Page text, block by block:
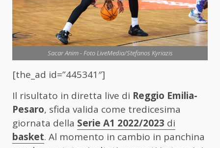
Sacar Anim - Foto LiveMedia/Stefanos Kyriazis
[the_ad id=”445341″]
Il risultato in diretta live di Reggio Emilia-
Pesaro, sfida valida come tredicesima
giornata della Serie A1 2022/2023 di
basket. Al momento in cambio in panchina